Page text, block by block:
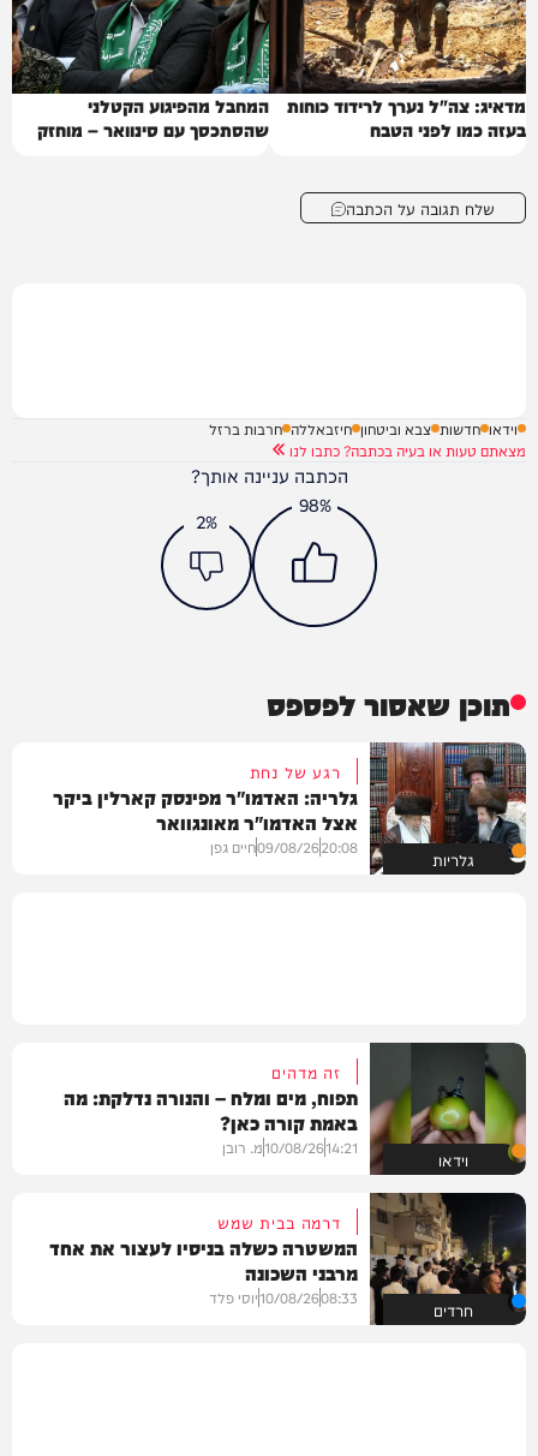
מדאיג: צה"ל נערך לרידוד כוחות
בעזה כמו לפני הטבח
המחבל מהפיגוע הקטלני
שהסתכסך עם סינוואר – מוחזק
שלח תגובה על הכתבה
וידאו חדשות צבא וביטחון חיזבאללה חרבות ברזל
מצאתם טעות או בעיה בכתבה? כתבו לנו
הכתבה עניינה אותך?
98%
2%
תוכן שאסור לפספס
גלריות
רגע של נחת
גלריה: האדמו"ר מפינסק קארלין ביקר
אצל האדמו"ר מאונגוואר
20:08
09/08/26חיים גפן
וידאו
זה מדהים
תפוח, מים ומלח – והנורה נדלקת: מה
באמת קורה כאן?
14:21
10/08/26מ. רובן
חרדים
דרמה בבית שמש
המשטרה כשלה בניסיו לעצור את אחד
מרבני השכונה
08:33
10/08/26יוסי פלד